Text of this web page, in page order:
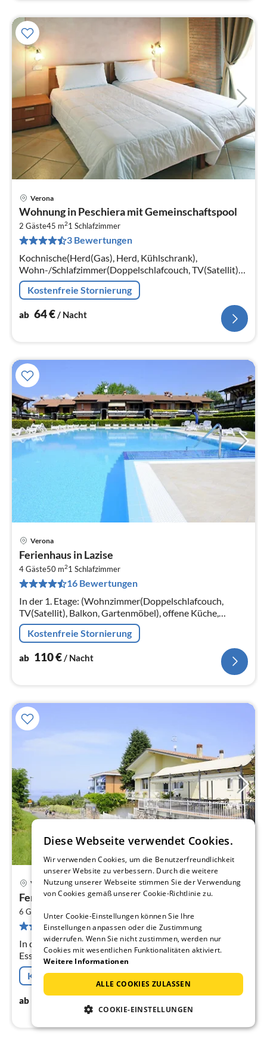
Verona
Wohnung in Peschiera mit Gemeinschaftspool
2 Gäste45 m21 Schlafzimmer
3 Bewertungen
Kochnische(Herd(Gas), Herd, Kühlschrank),
Wohn-/Schlafzimmer(Doppelschlafcouch, TV(Satellit)),
Schlafzimmer(Doppelbett), Badezimmer(Dusche,
Toilette, Föhn), Trockner(gegen Gebühr)
Kostenfreie Stornierung
ab 64€/ Nacht
Verona
Ferienhaus in Lazise
4 Gäste50 m21 Schlafzimmer
16 Bewertungen
In der 1. Etage: (Wohnzimmer(Doppelschlafcouch,
TV(Satellit), Balkon, Gartenmöbel), offene Küche,
Schlafzimmer(Doppelbett), Badezimmer(Dusche,
Waschbecken, Toilette, Bidet)
Kostenfreie Stornierung
ab 110€ / Nacht
Verona
Ferienhaus am Gardasee mit Garten
6 Gäste90 m 3 Schlafzimmer
27 Bewertungen
In der 1. Etage: (Aufenthaltsraum(TV(Satellit)),
Esszimmer(Kaminofen), Küche(Dunstabzugshaube,
Backofen, Kühl-/Gefrierkombination),
Schlafzimmer(Doppelbett)
Kostenfreie Stornierung
ab 285€
Diese Webseite verwendet Cookies.
Wir verwenden Cookies, um die Benutzerfreundlichkeit
unserer Website zu verbessern. Durch die weitere
Nutzung unserer Webseite stimmen Sie der Verwendung
von Cookies gemäß unserer Cookie-Richtlinie zu.
Unter Cookie-Einstellungen können Sie Ihre
Einstellungen anpassen oder die Zustimmung
widerrufen. Wenn Sie nicht zustimmen, werden nur
Cookies mit wesentlichen Funktionalitäten aktiviert.
Weitere Informationen
ALLE COOKIES ZULASSEN
COOKIE-EINSTELLUNGEN